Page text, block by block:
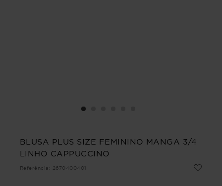
BLUSA PLUS SIZE FEMININO MANGA 3/4
LINHO CAPPUCCINO
Referência : 2670400401